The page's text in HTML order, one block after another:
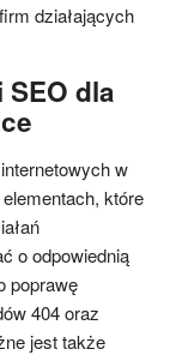
działających
dla
w
które
o odpowiednią
poprawę
404 oraz
jest także